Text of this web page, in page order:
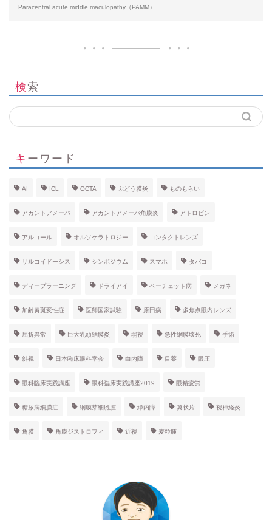
Paracentral acute middle maculopathy（PAMM）
検索
キーワード
AI ICL OCTA ぶどう膜炎 ものもらい
アカントアメーバ アカントアメーバ角膜炎 アトロピン
アルコール オルソケラトロジー コンタクトレンズ
サルコイドーシス シンポジウム スマホ タバコ
ディープラーニング ドライアイ ベーチェット病 メガネ
加齢黄斑変性症 医師国家試験 原田病 多焦点眼内レンズ
屈折異常 巨大乳頭結膜炎 弱視 急性網膜壊死 手術
斜視 日本臨床眼科学会 白内障 目薬 眼圧
眼科臨床実践講座 眼科臨床実践講座2019 眼精疲労
糖尿病網膜症 網膜芽細胞腫 緑内障 翼状片 視神経炎
角膜 角膜ジストロフィ 近視 麦粒腫